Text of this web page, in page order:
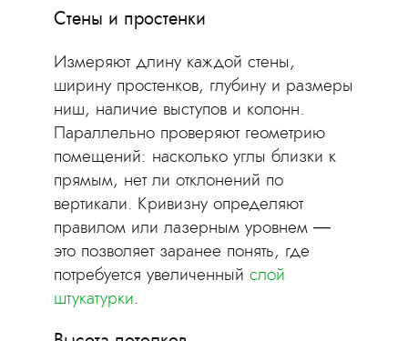
Стены и простенки
Измеряют длину каждой стены,
ширину простенков, глубину и размеры
ниш, наличие выступов и колонн.
Параллельно проверяют геометрию
помещений: насколько углы близки к
прямым, нет ли отклонений по
вертикали. Кривизну определяют
правилом или лазерным уровнем —
это позволяет заранее понять, где
потребуется увеличенный слой
штукатурки.